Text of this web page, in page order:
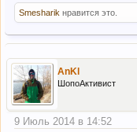
Smesharik нравится это.
AnKl
ШопоАктивист
9 Июль 2014 в 14:52